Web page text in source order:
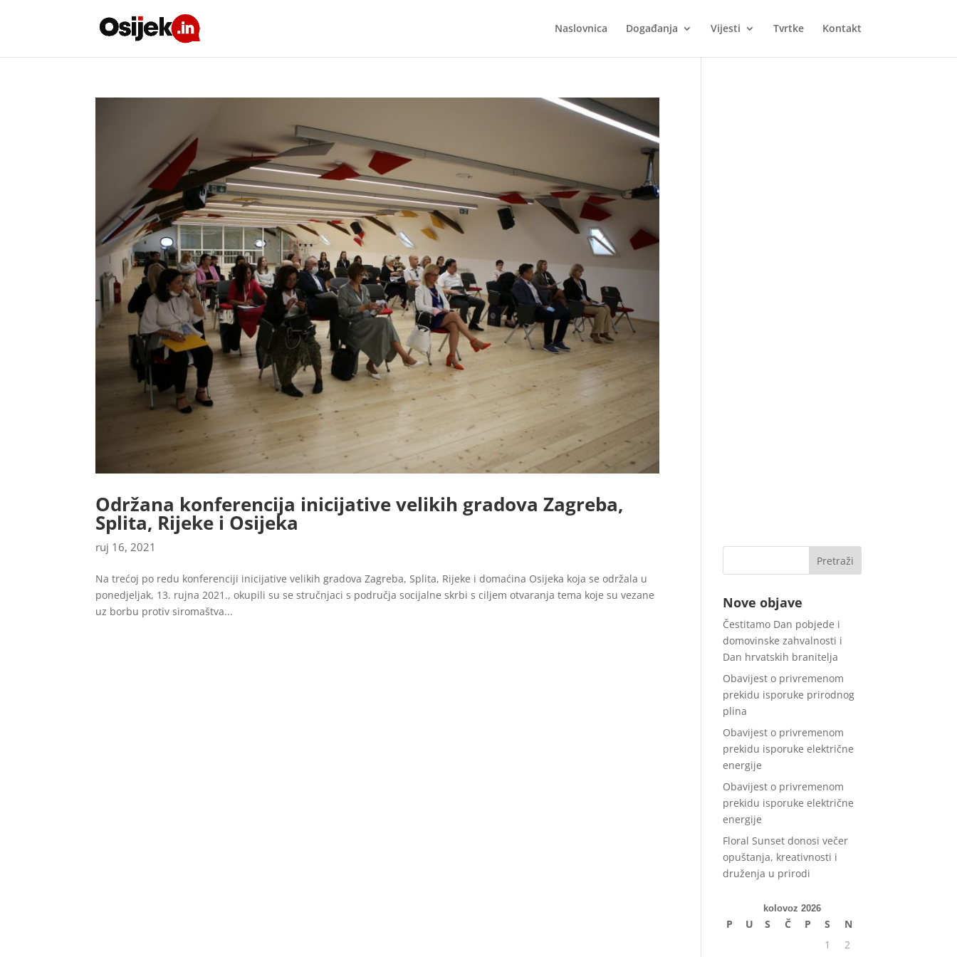
Naslovnica Događanja Vijesti Tvrtke Kontakt
Održana konferencija inicijative velikih gradova Zagreba,
Splita, Rijeke i Osijeka
ruj 16, 2021
Na trećoj po redu konferenciji inicijative velikih gradova Zagreba, Splita, Rijeke i domaćina Osijeka koja se održala u
ponedjeljak, 13. rujna 2021., okupili su se stručnjaci s područja socijalne skrbi s ciljem otvaranja tema koje su vezane
uz borbu protiv siromaštva...
Nove objave
Čestitamo Dan pobjede i
domovinske zahvalnosti i
Dan hrvatskih branitelja
Obavijest o privremenom
prekidu isporuke prirodnog
plina
Obavijest o privremenom
prekidu isporuke električne
energije
Obavijest o privremenom
prekidu isporuke električne
energije
Floral Sunset donosi večer
opuštanja, kreativnosti i
druženja u prirodi
kolovoz 2026
P U S Č P S
N
1
2